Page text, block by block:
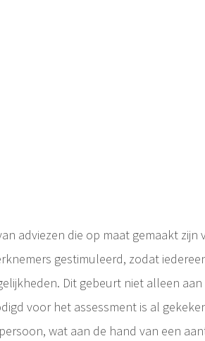
adviezen die op maat gemaakt zijn
gestimuleerd, zodat
Dit gebeurt niet alleen
voor het assessment is al
wat aan de hand van een